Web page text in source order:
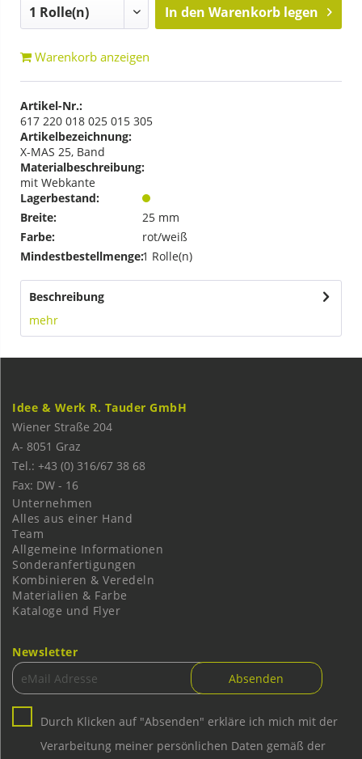
In den Warenkorb legen
Warenkorb anzeigen
Artikel-Nr.:
617 220 018 025 015 305
Artikelbezeichnung:
X-MAS 25, Band
Materialbeschreibung:
mit Webkante
Lagerbestand:
Breite:
25 mm
Farbe:
rot/weiß
Mindestbestellmenge:1 Rolle(n)
Beschreibung
mehr
Idee & Werk R. Tauder GmbH
Wiener Straße 204
A- 8051 Graz
Tel.: +43 (0) 316/67 38 68
Fax: DW - 16
Unternehmen
Alles aus einer Hand
Team
Allgemeine Informationen
Sonderanfertigungen
Kombinieren & Veredeln
Materialien & Farbe
Kataloge und Flyer
Newsletter
Durch Klicken auf "Absenden" erkläre ich mich mit der
Verarbeitung meiner persönlichen Daten gemäß der